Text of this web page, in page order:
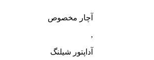
آچار مخصوص
,
آداپتور شیلنگ